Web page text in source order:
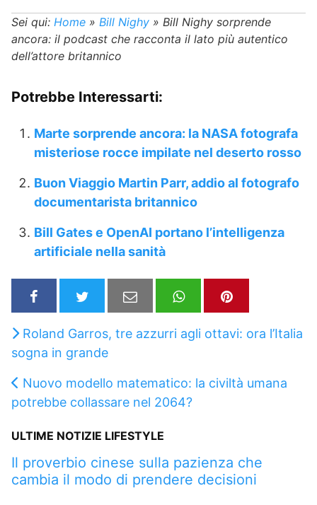
Sei qui: Home » Bill Nighy » Bill Nighy sorprende
ancora: il podcast che racconta il lato più autentico
dell’attore britannico
Potrebbe Interessarti:
Marte sorprende ancora: la NASA fotografa
misteriose rocce impilate nel deserto rosso
Buon Viaggio Martin Parr, addio al fotografo
documentarista britannico
Bill Gates e OpenAI portano l’intelligenza
artificiale nella sanità
Roland Garros, tre azzurri agli ottavi: ora l’Italia
sogna in grande
Nuovo modello matematico: la civiltà umana
potrebbe collassare nel 2064?
ULTIME NOTIZIE LIFESTYLE
Il proverbio cinese sulla pazienza che
cambia il modo di prendere decisioni